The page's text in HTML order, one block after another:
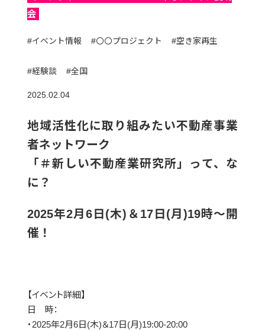
会
#イベント情報 #〇〇プロジェクト #空き家再生
#経験談 #全国
2025.02.04
地域活性化に取り組みたい不動産事業
者ネットワーク
「＃新しい不動産業研究所」って、な
に？
2025年2月6日(木)＆17日(月)19時～開
催！
【イベント詳細】
日 時：
・2025年2月6日(木)＆17日(月)19:00-20:00